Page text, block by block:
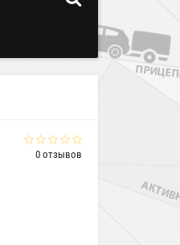
0 отзывов